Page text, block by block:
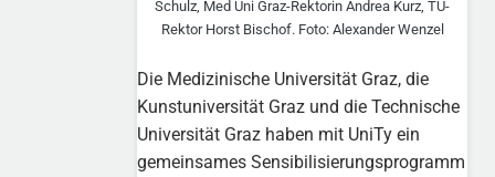
Schulz, Med Uni Graz-Rektorin Andrea Kurz, TU-
Rektor Horst Bischof. Foto: Alexander Wenzel
Die Medizinische Universität Graz, die
Kunstuniversität Graz und die Technische
Universität Graz haben mit UniTy ein
gemeinsames Sensibilisierungsprogramm